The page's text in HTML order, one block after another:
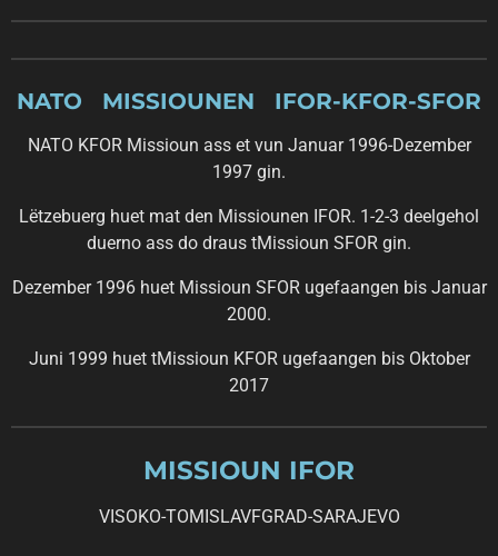
NATO MISSIOUNEN IFOR-KFOR-SFOR
NATO KFOR Missioun ass et vun Januar 1996-Dezember
1997 gin.
Lëtzebuerg huet mat den Missiounen IFOR. 1-2-3 deelgehol
duerno ass do draus tMissioun SFOR gin.
Dezember 1996 huet Missioun SFOR ugefaangen bis Januar
2000.
Juni 1999 huet tMissioun KFOR ugefaangen bis Oktober
2017
MISSIOUN IFOR
VISOKO-TOMISLAVFGRAD-SARAJEVO